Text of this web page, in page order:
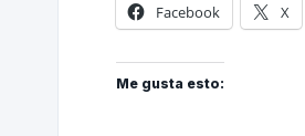
Facebook X
Me gusta esto: